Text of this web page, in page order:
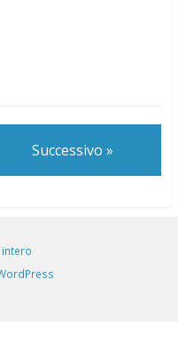
Successivo »